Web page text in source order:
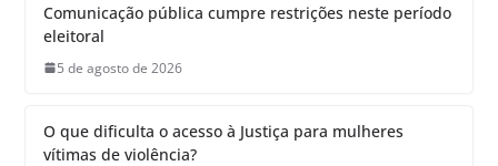
Comunicação pública cumpre restrições neste período
eleitoral
5 de agosto de 2026
O que dificulta o acesso à Justiça para mulheres
vítimas de violência?